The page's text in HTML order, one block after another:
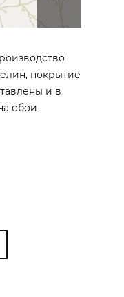
покрытие
и в
обои-